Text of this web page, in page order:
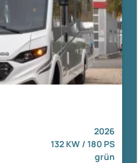
2026
132 KW / 180 PS
grün